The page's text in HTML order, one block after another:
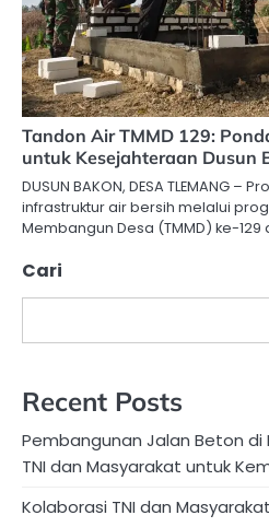
Tandon Air TMMD 129:
untuk Kesejahteraan Dusun
DUSUN BAKON, DESA TLEMANG –
infrastruktur air bersih melalui
Membangun Desa (TMMD) ke-129
Cari
Recent Posts
Pembangunan Jalan Beton di
TNI dan Masyarakat untuk
Kolaborasi TNI dan